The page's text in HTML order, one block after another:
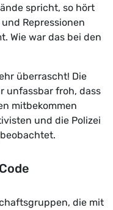
spricht, so hört
Repressionen
Wie war das bei den
überrascht! Die
unfassbar froh, dass
mitbekommen
und die Polizei
die mit